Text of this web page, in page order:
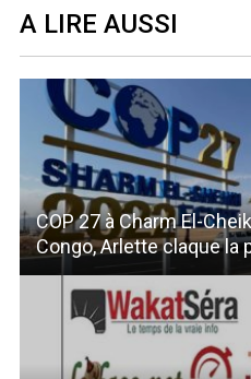
A LIRE AUSSI
COP 27 à Charm El-
Congo, Arlette claque la